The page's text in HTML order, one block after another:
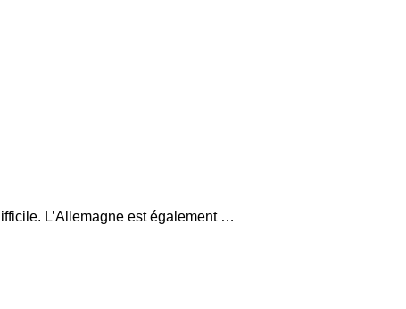
L’Allemagne est également …